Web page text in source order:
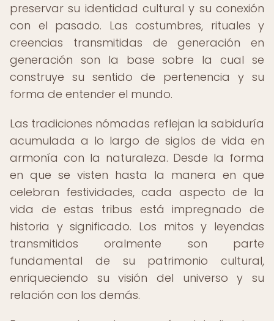
preservar su identidad cultural y su conexión
con el pasado. Las costumbres, rituales y
creencias transmitidas de generación en
generación son la base sobre la cual se
construye su sentido de pertenencia y su
forma de entender el mundo.
Las tradiciones nómadas reflejan la sabiduría
acumulada a lo largo de siglos de vida en
armonía con la naturaleza. Desde la forma
en que se visten hasta la manera en que
celebran festividades, cada aspecto de la
vida de estas tribus está impregnado de
historia y significado. Los mitos y leyendas
transmitidos oralmente son parte
fundamental de su patrimonio cultural,
enriqueciendo su visión del universo y su
relación con los demás.